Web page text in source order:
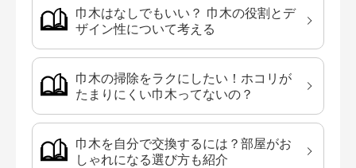
巾木はなしでもいい？ 巾木の役割とデ
ザイン性について考える
巾木の掃除をラクにしたい！ホコリが
たまりにくい巾木ってないの？
巾木を自分で交換するには？部屋がお
しゃれになる選び方も紹介